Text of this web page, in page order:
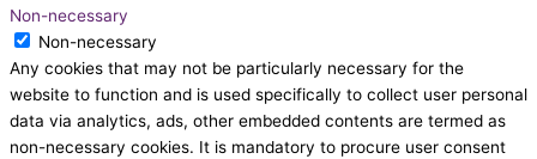
Non-necessary
Non-necessary
Any cookies that may not be particularly necessary for the
website to function and is used specifically to collect user personal
data via analytics, ads, other embedded contents are termed as
non-necessary cookies. It is mandatory to procure user consent